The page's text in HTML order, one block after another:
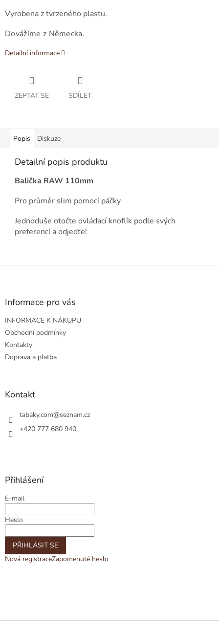
Vyrobena z tvrzeného plastu.
Dovážíme z Německa.
Detailní informace
ZEPTAT SE SDÍLET
Popis Diskuze
Detailní popis produktu
Balička RAW 110mm
Pro průměr slim pomocí páčky
Jednoduše otočte ovládací knoflík podle svých
preferencí a odjeďte!
Z
Informace pro vás
INFORMACE K NÁKUPU
Obchodní podmínky
Kontakty
Doprava a platba
Kontakt
tabaky.com@seznam.cz
+420 777 680 940
Přihlášení
E-mail
Heslo
PŘIHLÁSIT SE
Nová registraceZapomenuté heslo